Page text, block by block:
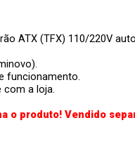
ATX (TFX) 110/220V
funcionamento.
com a loja.
o produto! Vendido